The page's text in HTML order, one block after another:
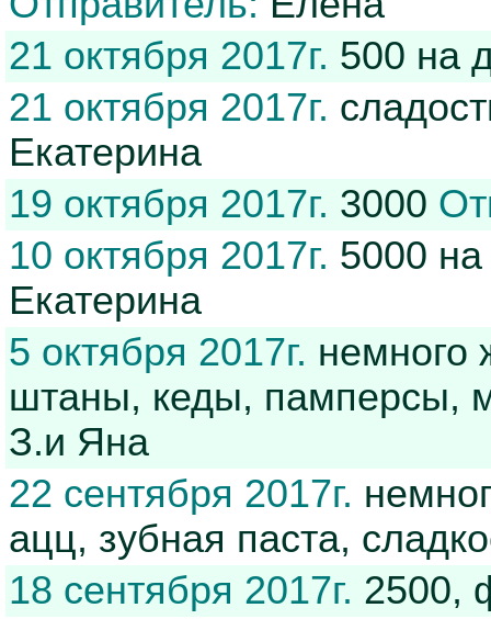
21 октября 2017г. 500 на
21 октября 2017г.
Екатерина
19 октября 2017г. 3000
10 октября 2017г. 5000 на
Екатерина
5 октября 2017г. немного
штаны, кеды, памперсы,
З.и Яна
22 сентября 2017г.
ацц, зубная паста,
18 сентября 2017г. 2500,